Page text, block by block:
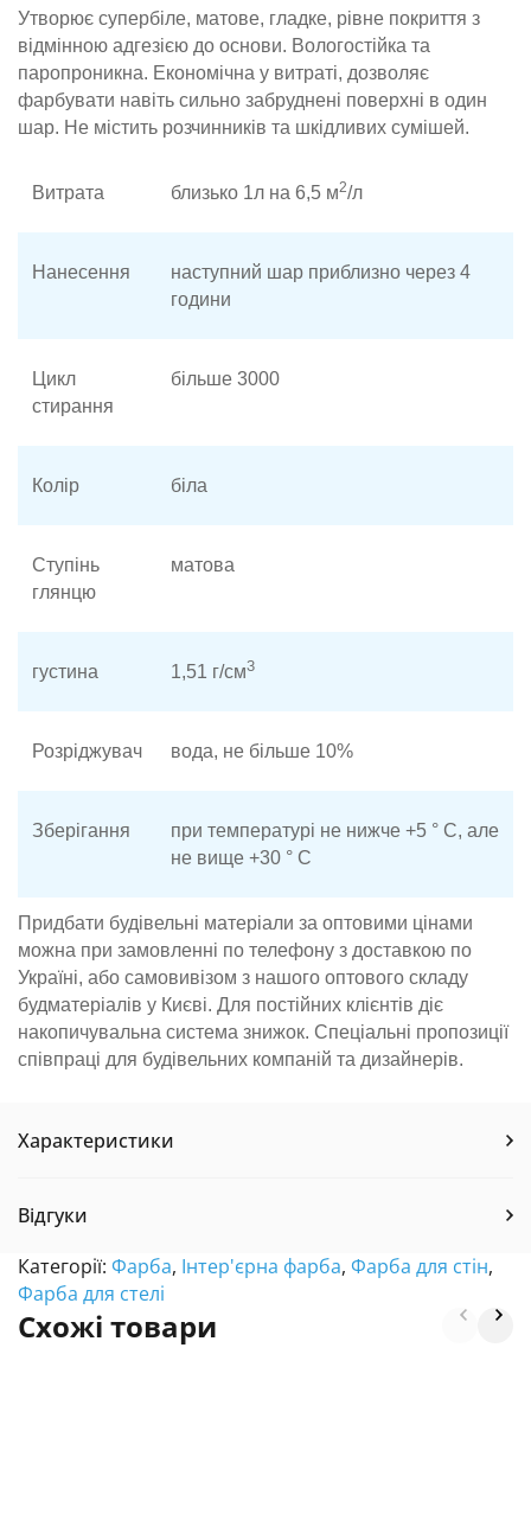
Утворює супербіле, матове, гладке, рівне покриття з
відмінною адгезією до основи. Вологостійка та
паропроникна. Економічна у витраті, дозволяє
фарбувати навіть сильно забруднені поверхні в один
шар. Не містить розчинників та шкідливих сумішей.
Витрата близько 1л на 6,5 м2/л
Нанесення
наступний шар приблизно через 4
години
Цикл
стирання
більше 3000
Колір біла
Ступінь
глянцю
матова
густина 1,51 г/смЗ
Розріджувач вода, не більше 10%
Зберігання
при температурі не нижче +5 ° С, але
не вище +30 ° С
Придбати будівельні матеріали за оптовими цінами
можна при замовленні по телефону з доставкою по
Україні, або самовивізом з нашого оптового складу
будматеріалів у Києві. Для постійних клієнтів діє
накопичувальна система знижок. Спеціальні пропозиції
співпраці для будівельних компаній та дизайнерів.
Характеристики
Відгуки
Категорії: Фарба, Інтер'єрна фарба, Фарба для стін,
Фарба для стелі
Схожі товари